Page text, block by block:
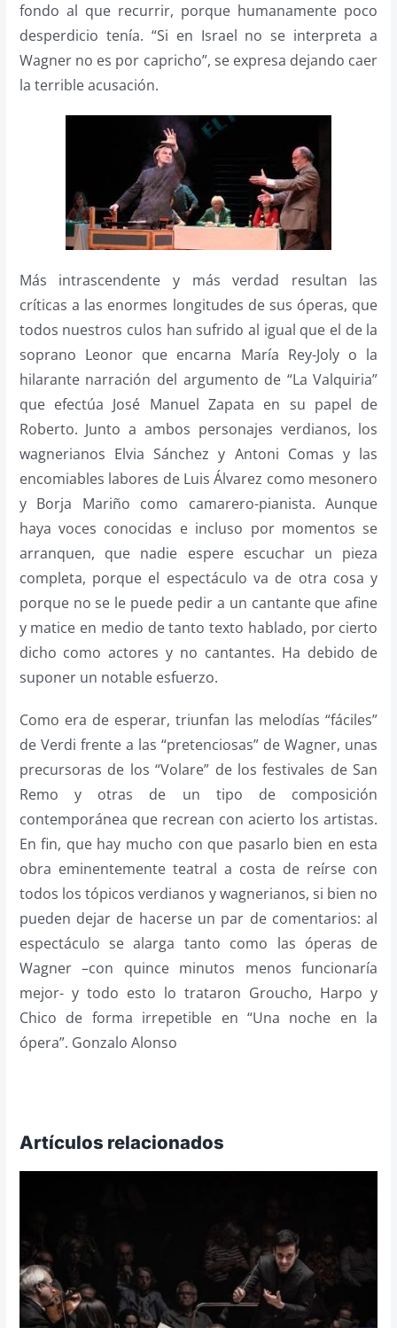
fondo al que recurrir, porque humanamente poco
desperdicio tenía. “Si en Israel no se interpreta a
Wagner no es por capricho”, se expresa dejando caer
la terrible acusación.
Más intrascendente y más verdad resultan las
críticas a las enormes longitudes de sus óperas, que
todos nuestros culos han sufrido al igual que el de la
soprano Leonor que encarna María Rey-Joly o la
hilarante narración del argumento de “La Valquiria”
que efectúa José Manuel Zapata en su papel de
Roberto. Junto a ambos personajes verdianos, los
wagnerianos Elvia Sánchez y Antoni Comas y las
encomiables labores de Luis Álvarez como mesonero
y Borja Mariño como camarero-pianista. Aunque
haya voces conocidas e incluso por momentos se
arranquen, que nadie espere escuchar un pieza
completa, porque el espectáculo va de otra cosa y
porque no se le puede pedir a un cantante que afine
y matice en medio de tanto texto hablado, por cierto
dicho como actores y no cantantes. Ha debido de
suponer un notable esfuerzo.
Como era de esperar, triunfan las melodías “fáciles”
de Verdi frente a las “pretenciosas” de Wagner, unas
precursoras de los “Volare” de los festivales de San
Remo y otras de un tipo de composición
contemporánea que recrean con acierto los artistas.
En fin, que hay mucho con que pasarlo bien en esta
obra eminentemente teatral a costa de reírse con
todos los tópicos verdianos y wagnerianos, si bien no
pueden dejar de hacerse un par de comentarios: al
espectáculo se alarga tanto como las óperas de
Wagner –con quince minutos menos funcionaría
mejor- y todo esto lo trataron Groucho, Harpo y
Chico de forma irrepetible en “Una noche en la
ópera”. Gonzalo Alonso
Artículos relacionados